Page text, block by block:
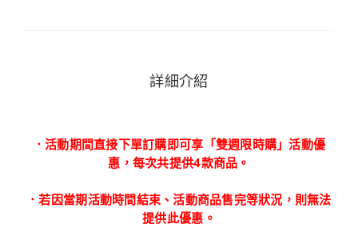
詳細介紹
．活動期間直接下單訂購即可享「雙週限時購」活動優
惠，每次共提供4款商品。
．若因當期活動時間結束、活動商品售完等狀況，則無法
提供此優惠。